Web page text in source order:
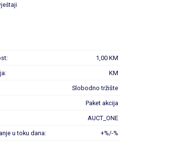
1,00 KM
KM
Slobodno tržište
Paket akcija
AUCT_ONE
u toku dana: +%/-%